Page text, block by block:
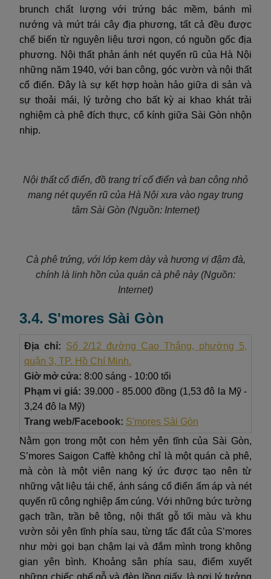
brunch chất lượng với trứng bác mềm, bánh mì
nướng và mứt trái cây địa phương, tất cả đều được
chế biến từ nguyên liệu tươi ngon, có nguồn gốc địa
phương. Nội thất phản ánh nét quyến rũ của Hà Nội
những năm 1940, với ban công, góc vườn và nội thất
cổ điển. Đây là sự kết hợp hoàn hảo giữa di sản và
sự thoải mái, lý tưởng cho bất kỳ ai khao khát trải
nghiệm cà phê đích thực, cổ kính giữa Sài Gòn nhộn
nhịp.
Nội thất cổ điển, đồ trang trí cổ điển và ban công nhỏ
mang nét quyến rũ của Hà Nội xưa vào ngay trung
tâm Sài Gòn (Nguồn: Internet)
Cà phê trứng, với lớp kem dày và hương vị đậm đà,
chính là linh hồn của quán cà phê này (Nguồn:
Internet)
3.4. S'mores Sài Gòn
Địa chỉ: Số 2/12 đường Cao Thắng, phường 5,
quận 3, TP. Hồ Chí Minh.
Giờ mở cửa: 8:00 sáng - 10:00 tối
Phạm vi giá: 39.000 - 85.000 đồng (1,53 đô la Mỹ -
3,24 đô la Mỹ)
Trang web/Facebook: S'mores Sài Gòn
Nằm gọn trong một con hẻm yên tĩnh của Sài Gòn,
S’mores Saigon Caffè không chỉ là một quán cà phê,
mà còn là một viên nang ký ức được tạo nên từ
những vật liệu tái chế, ánh sáng cổ điển ấm áp và nét
quyến rũ công nghiệp ấm cúng. Với những bức tường
gạch trần, trần bê tông, nội thất gỗ tối màu và khu
vườn sỏi yên tĩnh phía sau, từng tấc đất của S’mores
như mời gọi bạn chậm lại và đắm mình trong không
gian yên bình. Khoảng sân phía sau, điểm xuyết
những chiếc ghế gỗ và đèn lồng giấy, là nơi lý tưởng